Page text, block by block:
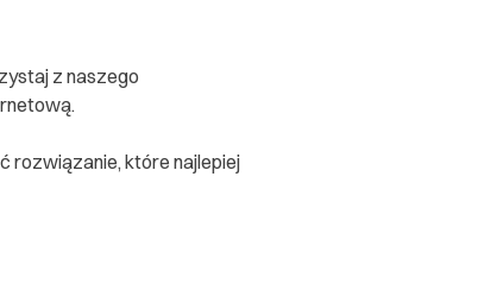
z naszego
rozwiązanie, które najlepiej